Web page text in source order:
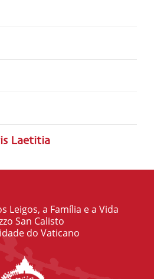
Laetitia
Leigos, a Família e a Vida
San Calisto
do Vaticano